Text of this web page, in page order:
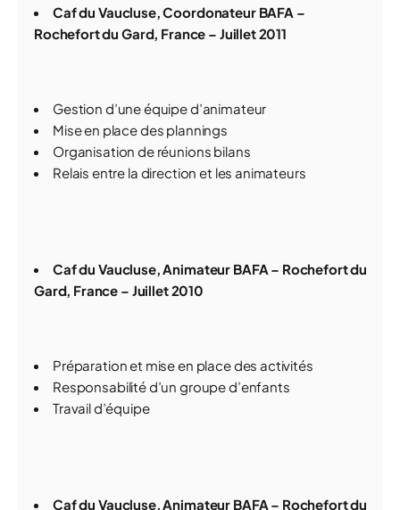
Caf du Vaucluse, Coordonateur BAFA –
Rochefort du Gard, France – Juillet 2011
Gestion d’une équipe d’animateur
Mise en place des plannings
Organisation de réunions bilans
Relais entre la direction et les animateurs
Caf du Vaucluse, Animateur BAFA – Rochefort du
Gard, France – Juillet 2010
Préparation et mise en place des activités
Responsabilité d’un groupe d’enfants
Travail d’équipe
Caf du Vaucluse, Animateur BAFA – Rochefort du